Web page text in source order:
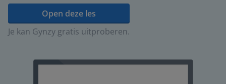
Open deze les
Je kan Gynzy gratis uitproberen.